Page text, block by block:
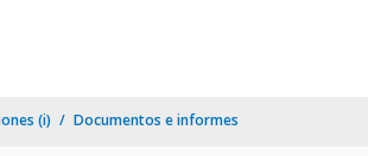
(i) Documentos e informes